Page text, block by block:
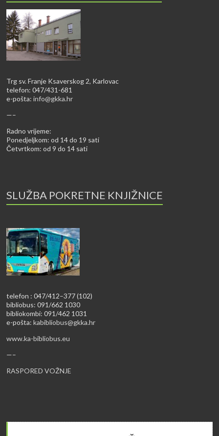
Trg sv. Franje Ksaverskog 2, Karlovac
telefon: 047/431-681
e-pošta:info@gkka.hr
—–
Radno vrijeme:
Ponedjeljkom: od 14 do 19 sati
Četvrtkom: od 9 do 14 sati
SLUŽBA POKRETNE KNJIŽNICE
telefon : 047/412–377 (102)
bibliobus: 091/662 1030
bibliokombi: 091/462 1031
e-pošta:kabibliobus@gkka.hr
www.ka-bibliobus.eu
—–
RASPORED VOŽNJE